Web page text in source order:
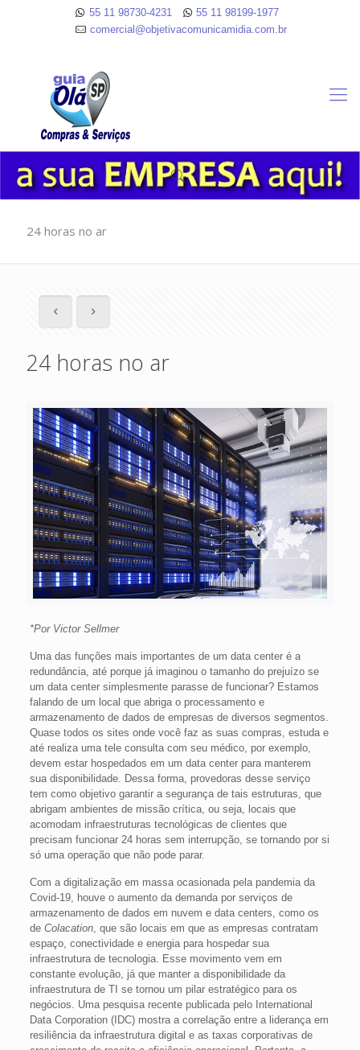
55 11 98730-4231
55 11 98199-1977
comercial@objetivacomunicamidia.com.br
24 horas no ar
24 horas no ar
*Por Victor Sellmer
Uma das funções mais importantes de um data center é a
redundância, até porque já imaginou o tamanho do prejuízo se
um data center simplesmente parasse de funcionar? Estamos
falando de um local que abriga o processamento e
armazenamento de dados de empresas de diversos segmentos.
Quase todos os sites onde você faz as suas compras, estuda e
até realiza uma tele consulta com seu médico, por exemplo,
devem estar hospedados em um data center para manterem
sua disponibilidade. Dessa forma, provedoras desse serviço
tem como objetivo garantir a segurança de tais estruturas, que
abrigam ambientes de missão crítica, ou seja, locais que
acomodam infraestruturas tecnológicas de clientes que
precisam funcionar 24 horas sem interrupção, se tornando por si
só uma operação que não pode parar.
Com a digitalização em massa ocasionada pela pandemia da
Covid-19, houve o aumento da demanda por serviços de
armazenamento de dados em nuvem e data centers, como os
de Colacation, que são locais em que as empresas contratam
espaço, conectividade e energia para hospedar sua
infraestrutura de tecnologia. Esse movimento vem em
constante evolução, já que manter a disponibilidade da
infraestrutura de TI se tornou um pilar estratégico para os
negócios. Uma pesquisa recente publicada pelo International
Data Corporation (IDC) mostra a correlação entre a liderança em
resiliência da infraestrutura digital e as taxas corporativas de